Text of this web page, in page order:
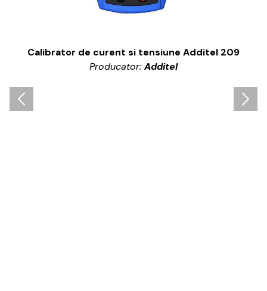
Calibrator de curent si tensiune Additel 209
Producator:Additel